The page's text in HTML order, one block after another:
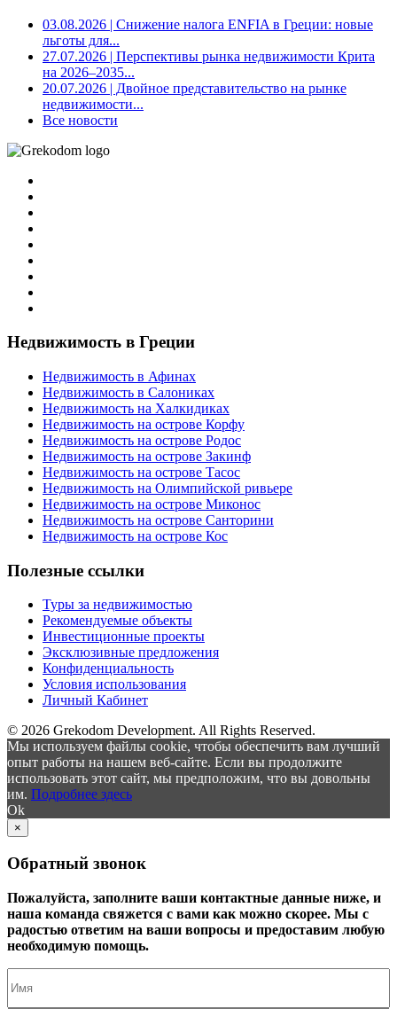
03.08.2026 | Снижение налога ENFIA в Греции: новые
льготы для...
27.07.2026 | Перспективы рынка недвижимости Крита
на 2026–2035...
20.07.2026 | Двойное представительство на рынке
недвижимости...
Все новости
Недвижимость в Греции
Недвижимость в Афинах
Недвижимость в Салониках
Недвижимость на Халкидиках
Недвижимость на острове Корфу
Недвижимость на острове Родос
Недвижимость на острове Закинф
Недвижимость на острове Тасос
Недвижимость на Олимпийской ривьере
Недвижимость на острове Миконос
Недвижимость на острове Санторини
Недвижимость на острове Кос
Полезные ссылки
Туры за недвижимостью
Рекомендуемые объекты
Инвестиционные проекты
Эксклюзивные предложения
Конфиденциальность
Условия использования
Личный Кабинет
© 2026 Grekodom Development. All Rights Reserved.
Мы используем файлы cookie, чтобы обеспечить вам лучший
опыт работы на нашем веб-сайте. Если вы продолжите
использовать этот сайт, мы предположим, что вы довольны
им. Подробнее здесь
Ok
×
Обратный звонок
Пожалуйста, заполните ваши контактные данные ниже, и
наша команда свяжется с вами как можно скорее. Мы с
радостью ответим на ваши вопросы и предоставим любую
необходимую помощь.